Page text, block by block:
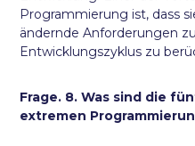
Programmierung ist, dass
ändernde Anforderungen
Entwicklungszyklus zu
Frage. 8. Was sind die
extremen